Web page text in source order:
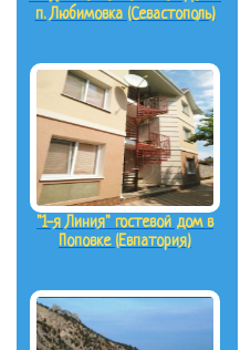
п. Любимовка (Севастополь)
"1-я Линия" гостевой дом в
Поповке (Евпатория)